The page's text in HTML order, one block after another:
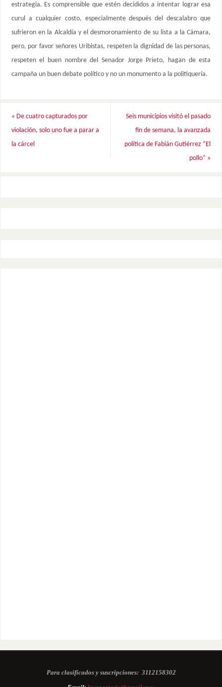
estrategia. Es comprensible que estén decididos a intentar lograr esa
curul a cualquier costo, especialmente después del descalabro que
sufrieron en la Alcaldía y el desmoronamiento de su lista a la Cámara,
pero, por favor señores Uribistas, respeten la dignidad de las personas,
respeten el buen nombre del Senador Jorge Prieto, hagan de esta
campaña un buen debate político y no un monumento a la politiquería.
« De cuatro capturados por
violación, solo uno fue a parar a
la cárcel
Seis municipios visitó el pasado
fin de semana, la avanzada
política de Fabián Gutiérrez “El
pollo” »
Para clasificados y suscripciones: 3112158302